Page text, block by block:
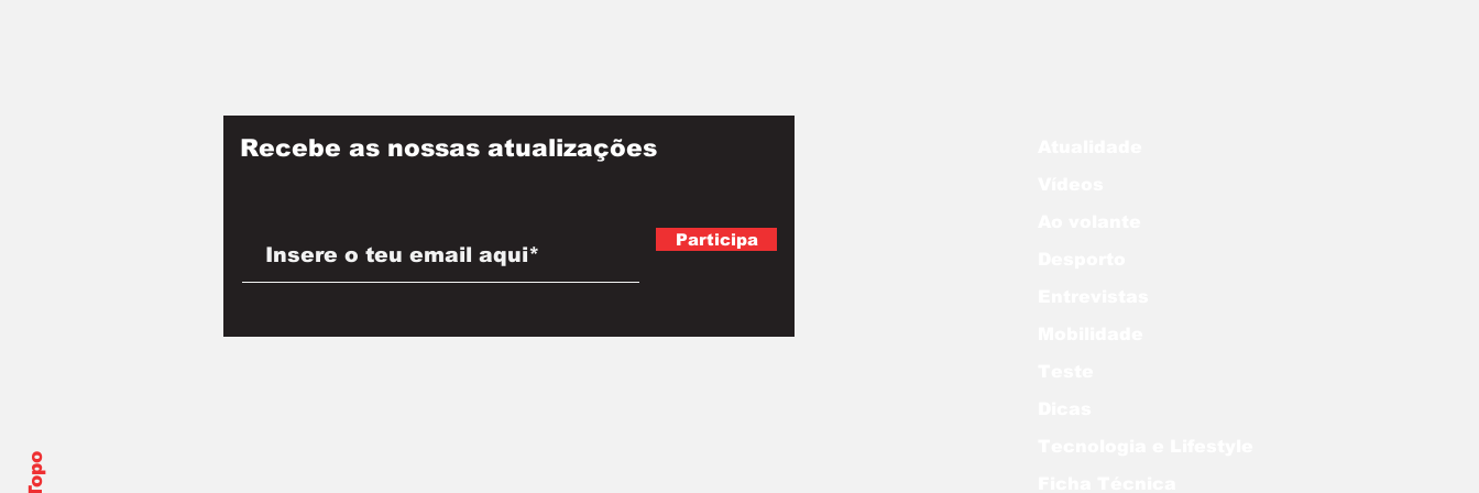
Recebe as nossas atualizações
Participa